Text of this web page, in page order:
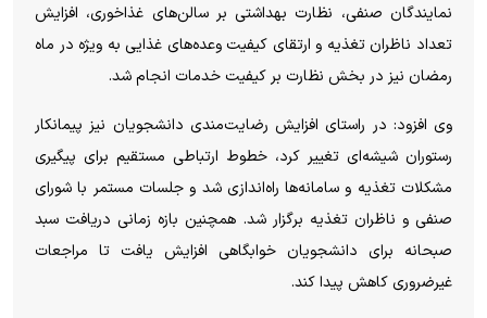
نمایندگان صنفی، نظارت بهداشتی بر سالن‌های غذاخوری، افزایش
تعداد ناظران تغذیه و ارتقای کیفیت وعده‌های غذایی به ویژه در ماه
رمضان نیز در بخش نظارت بر کیفیت خدمات انجام شد.
وی افزود: در راستای افزایش رضایت‌مندی دانشجویان نیز پیمانکار
رستوران شیشه‌ای تغییر کرد، خطوط ارتباطی مستقیم برای پیگیری
مشکلات تغذیه و سامانه‌ها راه‌اندازی شد و جلسات مستمر با شورای
صنفی و ناظران تغذیه برگزار شد. همچنین بازه زمانی دریافت سبد
صبحانه برای دانشجویان خوابگاهی افزایش یافت تا مراجعات
غیرضروری کاهش پیدا کند.